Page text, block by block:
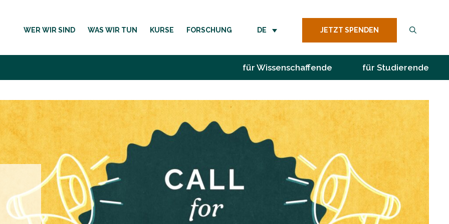
WER WIR SIND WAS WIR TUN KURSE FORSCHUNG DE JETZT SPENDEN
für Wissenschaffende für Studierende